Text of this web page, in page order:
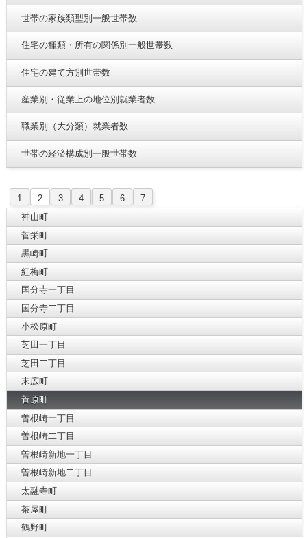
世帯の家族類型別一般世帯数
住宅の種類・所有の関係別一般世帯数
住宅の建て方別世帯数
産業別・従業上の地位別就業者数
職業別（大分類）就業者数
世帯の経済構成別一般世帯数
1 2 3 4 5 6
7
神山町
菅栄町
黒崎町
紅梅町
国分寺一丁目
国分寺二丁目
小松原町
芝田一丁目
芝田二丁目
末広町
菅原町
曽根崎一丁目
曽根崎二丁目
曽根崎新地一丁目
曽根崎新地二丁目
太融寺町
茶屋町
鶴野町